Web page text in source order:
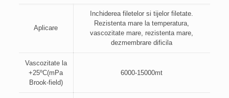
Aplicare
Inchiderea filetelor si tijelor filetate.
Rezistenta mare la temperatura,
vascozitate mare, rezistenta mare,
dezmembrare dificila
Vascozitate la
+25ºC(mPa
Brook-field)
6000-15000mt